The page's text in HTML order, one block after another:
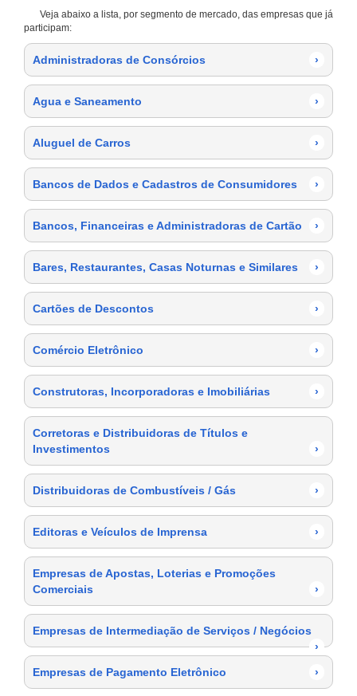
Veja abaixo a lista, por segmento de mercado, das empresas que já
participam:
Administradoras de Consórcios ›
Agua e Saneamento ›
Aluguel de Carros ›
Bancos de Dados e Cadastros de Consumidores ›
Bancos, Financeiras e Administradoras de Cartão ›
Bares, Restaurantes, Casas Noturnas e Similares ›
Cartões de Descontos ›
Comércio Eletrônico ›
Construtoras, Incorporadoras e Imobiliárias ›
Corretoras e Distribuidoras de Títulos e
Investimentos
›
Distribuidoras de Combustíveis / Gás ›
Editoras e Veículos de Imprensa ›
Empresas de Apostas, Loterias e Promoções
Comerciais
›
Empresas de Intermediação de Serviços / Negócios
›
Empresas de Pagamento Eletrônico
›